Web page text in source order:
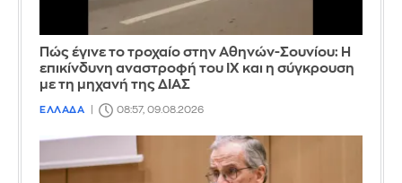
Πώς έγινε το τροχαίο στην Αθηνών-Σουνίου: Η
επικίνδυνη αναστροφή του ΙΧ και η σύγκρουση
με τη μηχανή της ΔΙΑΣ
ΕΛΛΑΔΑ 08:57, 09.08.2026